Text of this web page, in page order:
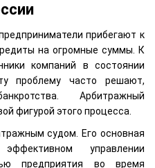
прибегают к
на огромные суммы. К
компаний в состоянии
проблему часто решают,
Арбитражный
фигурой этого процесса.
судом. Его основная
управлении
предприятия во время